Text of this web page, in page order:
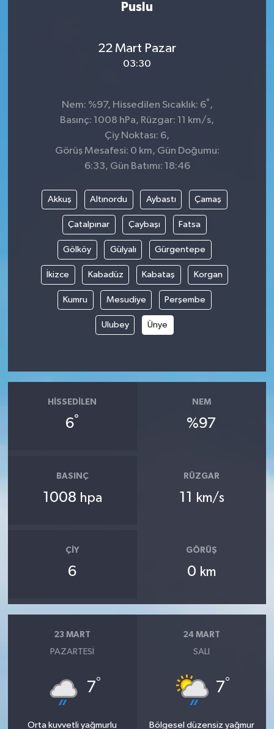
Puslu
22 Mart Pazar
03:30
Nem: %97, Hissedilen Sıcaklık: 6°,
Basınç: 1008 hPa, Rüzgar: 11 km/s,
Çiy Noktası: 6,
Görüş Mesafesi: 0 km, Gün Doğumu:
6:33, Gün Batımı: 18:46
Akkuş Altınordu Aybastı Çamaş
Çatalpınar Çaybaşı Fatsa
Gölköy Gülyalı Gürgentepe
İkizce Kabadüz Kabataş Korgan
Kumru Mesudiye Perşembe
Ulubey Ünye
HISSEDILEN
6°
NEM
%97
BASINÇ
1008 hpa
RÜZGAR
11 km/s
ÇIY
6
GÖRÜŞ
0 km
23 MART
PAZARTESI
7°
Orta kuvvetli yağmurlu
24 MART
SALI
7°
Bölgesel düzensiz yağmur